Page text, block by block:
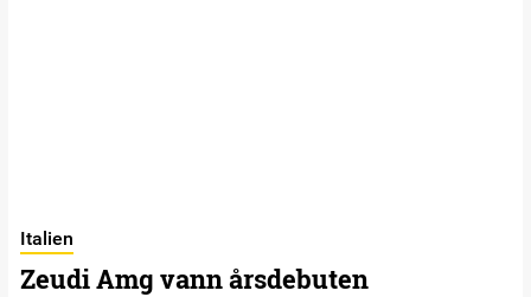
Italien
Zeudi Amg vann årsdebuten